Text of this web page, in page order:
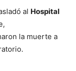
al Hospital
la muerte a